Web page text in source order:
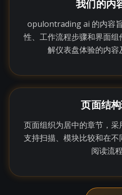
我们的内
opulontrading ai 的内容
性、工作流程步骤和界面
解仪表盘体验的内容
页面结
页面组织为居中的章节，
支持扫描、模块比较和在
阅读流程